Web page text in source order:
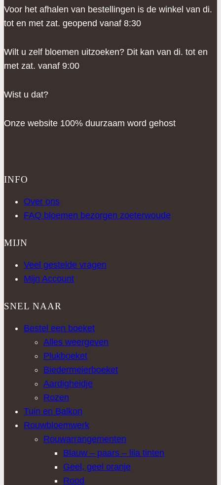
Voor het afhalen van bestellingen is de winkel van di.
tot en met zat. geopend vanaf 8:30
Wilt u zelf bloemen uitzoeken? Dit kan van di. tot en
met zat. vanaf 9:00
Wist u dat?
Onze website 100% duurzaam word gehost
INFO
Over ons
FAQ bloemen bezorgen zoeterwoude
MIJN
Veel gestelde vragen
Mijn Account
SNEL NAAR
Bestel een boeket
Alles weergeven
Plukboeket
Biedermeierboeket
Aardigheidje
Rozen
Tuin en Balkon
Rouwbloemwerk
Rouwarrangementen
Blauw – paars – lila tinten
Geel, geel oranje
Rood